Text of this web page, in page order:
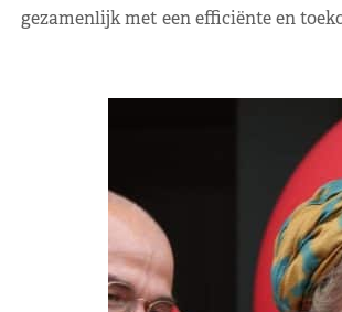
gezamenlijk met een efficiënte en